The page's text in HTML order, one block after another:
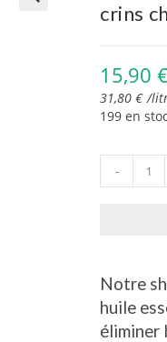
crins
15,90
31,80€ /
199 en
-
Notre
huile
éliminer